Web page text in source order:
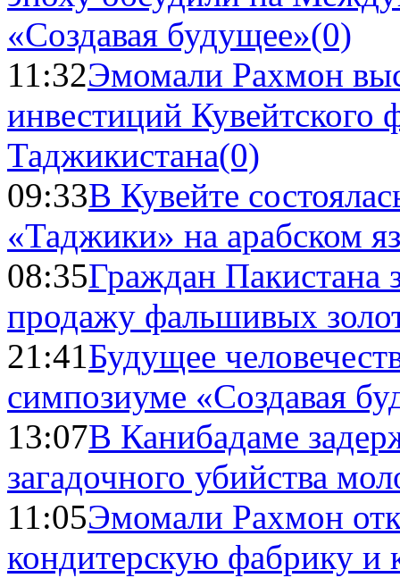
«Создавая будущее»(0)
11:32Эмомали Рахмон
инвестиций Кувейтского
Таджикистана(0)
09:33В Кувейте
«Таджики» на арабском
08:35Граждан Пакистана
продажу фальшивых
21:41Будущее
симпозиуме «Создавая
13:07В Канибадаме
загадочного убийства
11:05Эмомали Рахмон
кондитерскую фабрику и